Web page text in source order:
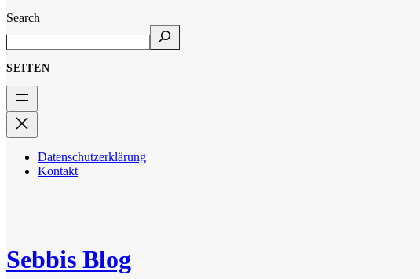
Search
SEITEN
Datenschutzerklärung
Kontakt
Sebbis Blog